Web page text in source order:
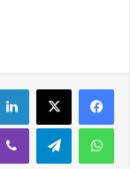
واتساب تيلقرام